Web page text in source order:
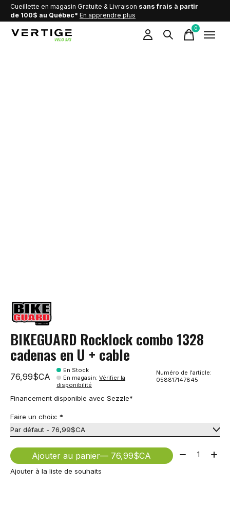
Cueillette en magasin Gratuite & Livraison sans frais à partir
de 100$ au Québec* En apprendre plus
0items
BIKEGUARD Rocklock combo 1328
cadenas en U + cable
76,99$CA
En Stock
En magasin:Vérifier la
disponibilité
Numéro de l'article:
058817147845
Financement disponible avec Sezzle*
Faire un choix: *
Ajouter au panier — 76,99$CA Quantité:
Ajouter à la liste de souhaits